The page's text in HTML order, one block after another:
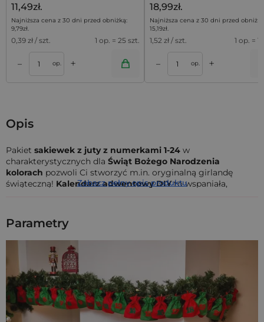
11,49zł.
Najniższa cena z 30 dni przed obniżką:
9,79zł.
0,39 zł / szt. 1 op. = 25 szt.
– op. +
18,99zł.
Najniższa cena z 30 dni przed
15,19zł.
1,52 zł / szt. 1 op. =
– op. +
Dodaj do koszyka
Opis
Pakiet sakiewek z juty z numerkami 1-24 w
charakterystycznych dla Świąt Bożego Narodzenia
kolorach pozwoli Ci stworzyć m.in. oryginalną girlandę
świąteczną! Kalendarz adwentowy DIYto wspaniała,
Woreczki jutowe zielone 12 x 15 cm - 12 sztuk
Filcowe samoprzylepne numery czerwone - 12 sztuk
Filcowe samoprzylepne numery zielone - 12 sztuk
Sznurek czerwony
Klamerki czerwone - 24 sztuki
Worek z organzy do zapakowania zestawu
Zobacz pełny opis produktu
Parametry